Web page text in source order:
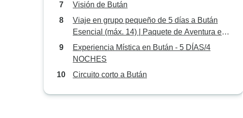
Visión de Bután
Viaje en grupo pequeño de 5 días a Bután
Esencial (máx. 14) | Paquete de Aventura en
Bután Occidental
Experiencia Mística en Bután - 5 DÍAS/4
NOCHES
Circuito corto a Bután